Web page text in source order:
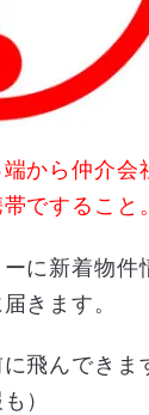
端から仲介会
ですること。
に新着物件
きます。
飛んできま
）